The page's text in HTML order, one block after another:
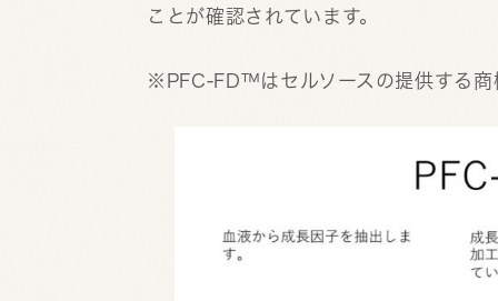
ことが確認されています。
※PFC-FD™はセルソースの提供する商